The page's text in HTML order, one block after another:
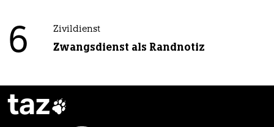
6 Zivildienst
Zwangsdienst als Randnotiz
taz